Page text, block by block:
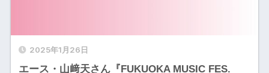
2025年1月26日
エース・山﨑天さん『FUKUOKA MUSIC FES.